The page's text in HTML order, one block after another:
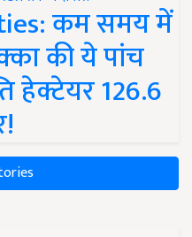
कम समय में
की ये पांच
हेक्टेयर 126.6